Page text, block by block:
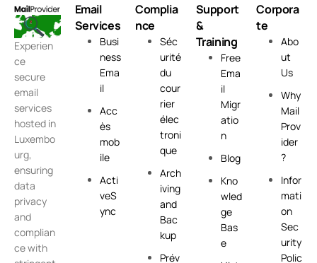
Experien
ce
secure
email
services
hosted in
Luxembo
urg,
ensuring
data
privacy
and
complian
ce with
Email
Services
Busi
ness
Ema
il
Acc
ès
mob
ile
Acti
veS
ync
Complia
nce
Séc
urité
du
cour
rier
élec
troni
que
Arch
iving
and
Bac
kup
Prév
Support
&
Training
Free
Ema
il
Migr
atio
n
Blog
Kno
wled
ge
Bas
e
Corpora
te
Abo
ut
Us
Why
Mail
Prov
ider
?
Infor
mati
on
Sec
urity
Polic